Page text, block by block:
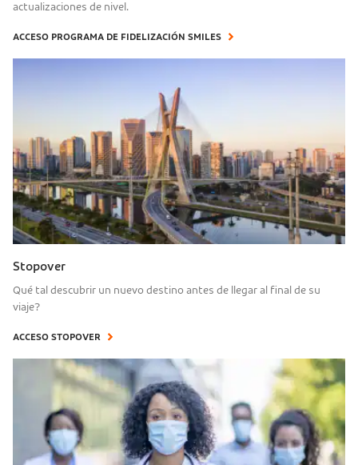
actualizaciones de nivel.
ACCESO PROGRAMA DE FIDELIZACIÓN SMILES
Stopover
Qué tal descubrir un nuevo destino antes de llegar al final de su
viaje?
ACCESO STOPOVER